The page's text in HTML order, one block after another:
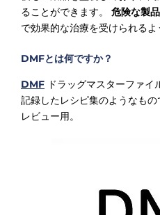
ることができます。 危険な製品
で効果的な治療を受けられるよ
DMFとは何ですか？
DMF ドラッグマスターファ
記録したレシピ集のようなもの
レビュー用。